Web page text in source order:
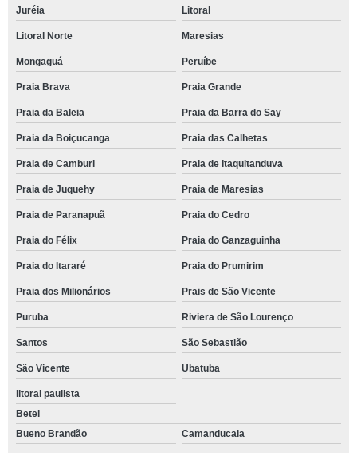
Juréia Litoral
Litoral Norte Maresias
Mongaguá Peruíbe
Praia Brava Praia Grande
Praia da Baleia Praia da Barra do Say
Praia da Boiçucanga Praia das Calhetas
Praia de Camburi Praia de Itaquitanduva
Praia de Juquehy Praia de Maresias
Praia de Paranapuã Praia do Cedro
Praia do Félix Praia do Ganzaguinha
Praia do Itararé Praia do Prumirim
Praia dos Milionários Prais de São Vicente
Puruba Riviera de São Lourenço
Santos São Sebastião
São Vicente Ubatuba
litoral paulista
Betel
Bueno Brandão
Camanducaia